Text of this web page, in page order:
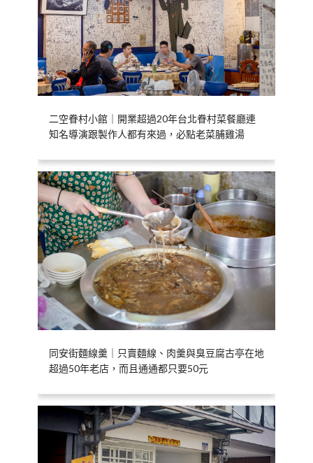
二空眷村小館｜開業超過20年台北眷村菜餐廳連
知名導演跟製作人都有來過，必點老菜脯雞湯
同安街麵線羹｜只賣麵線、肉羹與臭豆腐古亭在地
超過50年老店，而且通通都只要50元